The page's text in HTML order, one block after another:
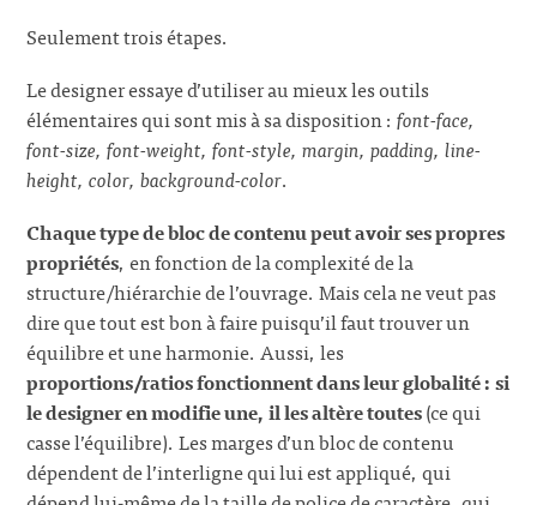
Seulement trois étapes.
Le designer essaye d’utiliser au mieux les outils
élémentaires qui sont mis à sa disposition :font-face,
font-size, font-weight, font-style, margin, padding, line-
height, color, background-color.
Chaque type de bloc de contenu peut avoir ses propres
propriétés, en fonction de la complexité de la
structure/hiérarchie de l’ouvrage. Mais cela ne veut pas
dire que tout est bon à faire puisqu’il faut trouver un
équilibre et une harmonie. Aussi, les
proportions/ratios fonctionnent dans leur globalité : si
le designer en modifie une, il les altère toutes(ce qui
casse l’équilibre). Les marges d’un bloc de contenu
dépendent de l’interligne qui lui est appliqué, qui